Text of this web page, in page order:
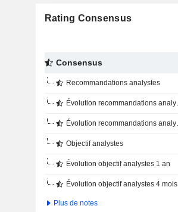
Rating Consensus
Consensus
Recommandations analystes
Évolution recommandations analystes 1 an
Évolution recommandations analystes 4 mois
Objectif analystes
Évolution objectif analystes 1 an
Évolution objectif analystes 4 mois
Plus de notes